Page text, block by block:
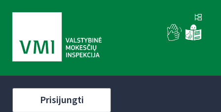
Prisijungti